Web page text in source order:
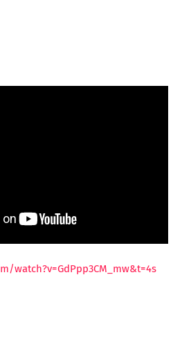
watch?v=GdPpp3CM_mw&t=4s